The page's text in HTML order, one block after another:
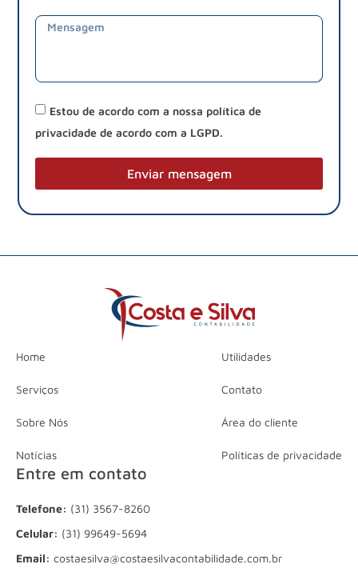
Estou de acordo com a nossa política de
privacidade de acordo com a LGPD.
Enviar mensagem
Home
Serviços
Sobre Nós
Notícias
Utilidades
Contato
Área do cliente
Políticas de privacidade
Entre em contato
Telefone: (31) 3567-8260
Celular: (31) 99649-5694
Email: costaesilva@costaesilvacontabilidade.com.br